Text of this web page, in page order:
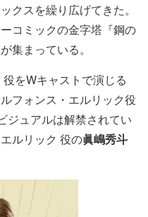
クスを繰り広げてきた。
コミックの金字塔『鋼の
集まっている。
をWキャストで演じる
フォンス・エルリック役
ジュアルは解禁されてい
ルリック 役の眞嶋秀斗